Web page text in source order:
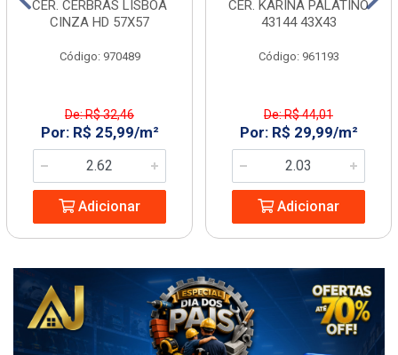
CER. CERBRAS LISBOA
CINZA HD 57X57
Código: 970489
De: R$ 32,46
Por: R$ 25,99/m²
Adicionar
CER. KARINA PALATINO
43144 43X43
Código: 961193
De: R$ 44,01
Por: R$ 29,99/m²
Adicionar